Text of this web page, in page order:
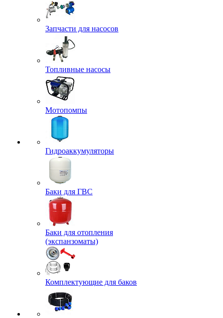
Запчасти для насосов
Топливные насосы
Мотопомпы
Гидроаккумуляторы
Баки для ГВС
Баки для отопления
(экспанзоматы)
Комплектующие для баков